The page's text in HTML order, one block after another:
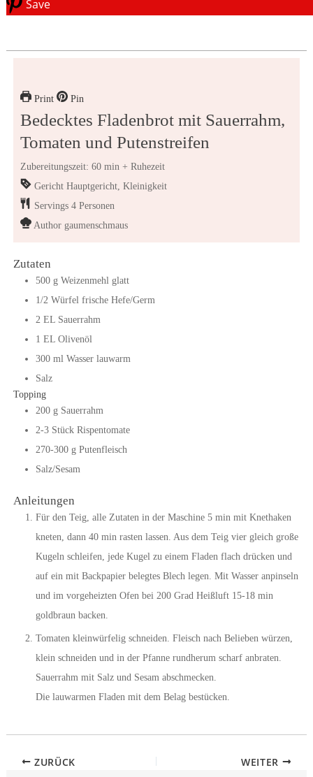
Save
Print Pin
Bedecktes Fladenbrot mit Sauerrahm,
Tomaten und Putenstreifen
Zubereitungszeit: 60 min + Ruhezeit
Gericht Hauptgericht, Kleinigkeit
Servings 4 Personen
Author gaumenschmaus
Zutaten
500 g Weizenmehl glatt
1/2 Würfel frische Hefe/Germ
2 EL Sauerrahm
1 EL Olivenöl
300 ml Wasser lauwarm
Salz
Topping
200 g Sauerrahm
2-3 Stück Rispentomate
270-300 g Putenfleisch
Salz/Sesam
Anleitungen
Für den Teig, alle Zutaten in der Maschine 5 min mit Knethaken
kneten, dann 40 min rasten lassen. Aus dem Teig vier gleich große
Kugeln schleifen, jede Kugel zu einem Fladen flach drücken und
auf ein mit Backpapier belegtes Blech legen. Mit Wasser anpinseln
und im vorgeheizten Ofen bei 200 Grad Heißluft 15-18 min
goldbraun backen.
Tomaten kleinwürfelig schneiden. Fleisch nach Belieben würzen,
klein schneiden und in der Pfanne rundherum scharf anbraten.
Sauerrahm mit Salz und Sesam abschmecken.
Die lauwarmen Fladen mit dem Belag bestücken.
ZURÜCK WEITER